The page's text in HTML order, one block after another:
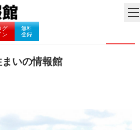
グ
ン
無料
登録
まいの情報館